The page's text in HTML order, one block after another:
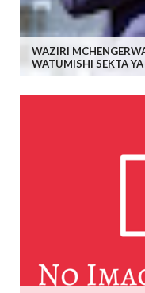
WAZIRI
WATUMISHI SEKTA YA